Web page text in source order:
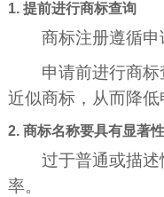
1. 提前进行商标查询
商标注册遵循申
申请前进行商
近似商标，从而降低
2. 商标名称要具有显著性
过于普通或描
率。